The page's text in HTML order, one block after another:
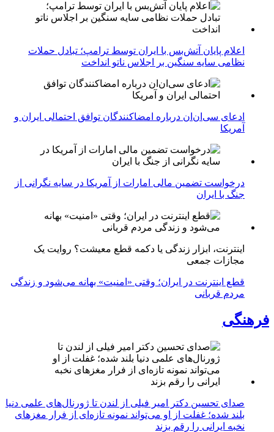
اعلام پایان آتش‌بس با ایران توسط ترامپ؛ تبادل حملات
نظامی سایه سنگین بر اجلاس ناتو انداخت
ادعای سی‌ان‌ان درباره امضاکنندگان توافق احتمالی ایران و
آمریکا
درخواست تضمین مالی امارات از آمریکا در سایه نگرانی از
جنگ با ایران
اینترنت، ابزار زندگی یا دکمه قطع معیشت؟ روایت یک
مجازات جمعی
قطع اینترنت در ایران؛ وقتی «امنیت» بهانه می‌شود و زندگی
مردم قربانی
فرهنگی
صدای تحسین دکتر امیر فیلی از لندن تا ژورنال‌های علمی دنیا
بلند شده؛ غفلت از او می‌تواند نمونه تازه‌ای از فرار مغزهای
نخبه ایرانی را رقم بزند